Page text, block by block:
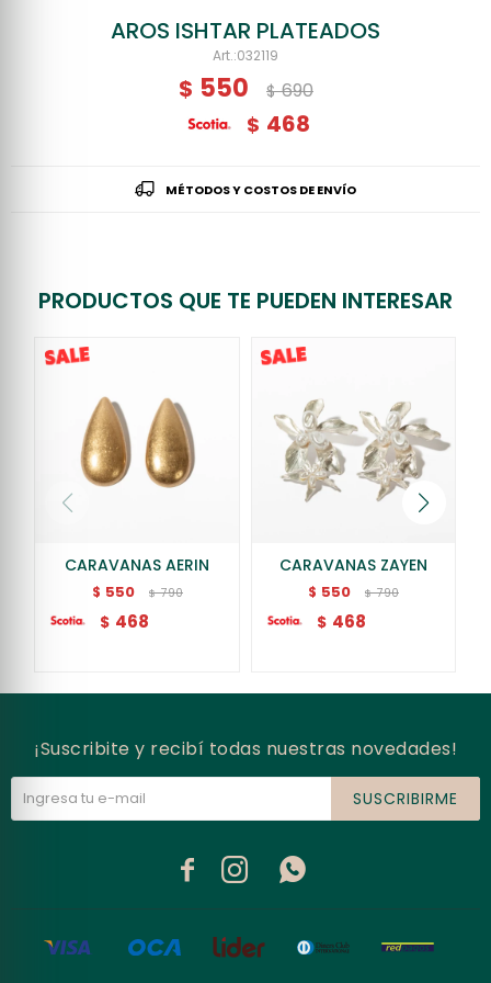
AROS ISHTAR PLATEADOS
032119
$ 550 $ 690
$ 468
MÉTODOS Y COSTOS DE ENVÍO
PRODUCTOS QUE TE PUEDEN INTERESAR
CARAVANAS AERIN
$ 550 $ 790
$ 468
CARAVANAS ZAYEN
$ 550 $ 790
$ 468
¡Suscribite y recibí todas nuestras novedades!
SUSCRIBIRME
  